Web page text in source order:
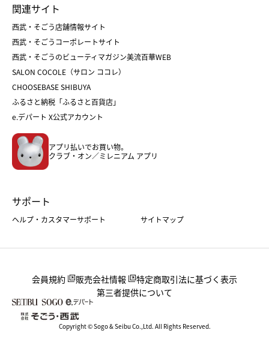
父の日
クリスマスケーキ
ホワイトデー
菓子折り
和菓子
人気のギフト
バレンタイン
ホワイトデー
おせち
フード
ホーム・キッチン＆アート
関連サイト
西武・そごう店舗情報サイト
西武・そごうコーポレートサイト
西武・そごうのビューティマガジン美流百華WEB
SALON COCOLE（サロン ココレ）
CHOOSEBASE SHIBUYA
ふるさと納税「ふるさと百貨店」
e.デパート X公式アカウント
アプリ払いでお買い物。
クラブ・オン／ミレニアム アプリ
サポート
ヘルプ・カスタマーサポート サイトマップ
会員規約 販売会社情報
特定商取引法に基づく表示
第三者提供について
Copyright © Sogo & Seibu Co.,Ltd. All Rights Reserved.